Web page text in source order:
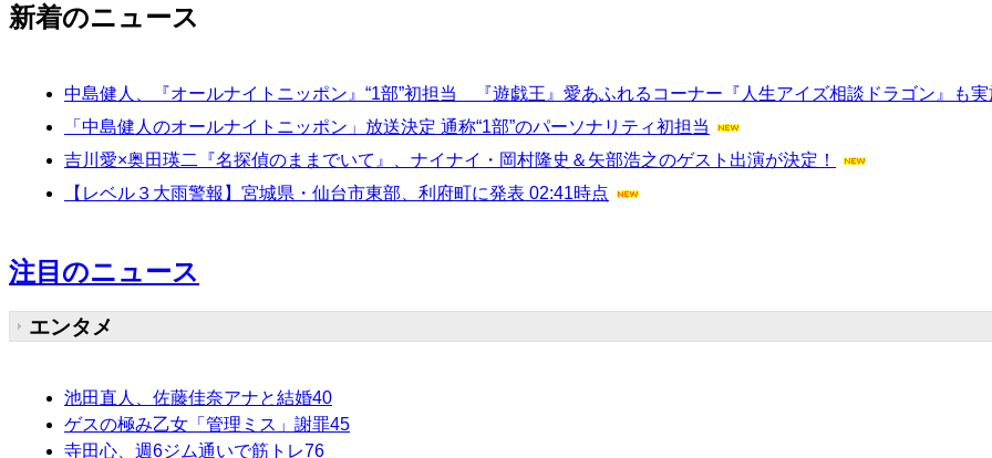
新着のニュース
中島健人、『オールナイトニッポン』“1部”初担当 『遊戯王』愛あふれるコーナー『人生アイズ相談ドラゴン』も実
「中島健人のオールナイトニッポン」放送決定 通称“1部”のパーソナリティ初担当
吉川愛×奥田瑛二『名探偵のままでいて』、ナイナイ・岡村隆史＆矢部浩之のゲスト出演が決定！
【レベル３大雨警報】宮城県・仙台市東部、利府町に発表 02:41時点
注目のニュース
エンタメ
池田直人、佐藤佳奈アナと結婚40
ゲスの極み乙女「管理ミス」謝罪45
寺田心、週6ジム通いで筋トレ76